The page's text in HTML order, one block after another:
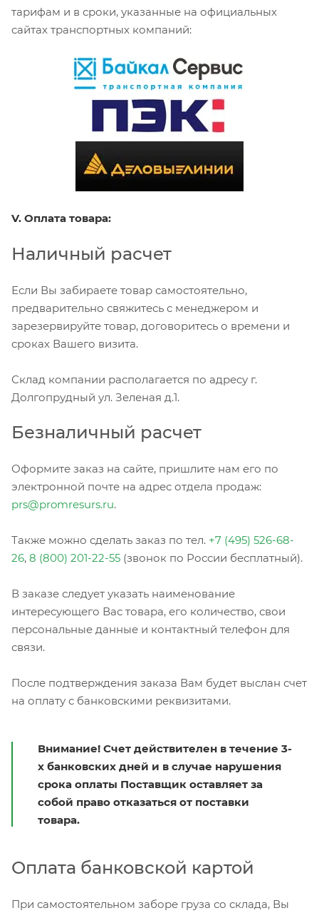
тарифам и в сроки, указанные на официальных
сайтах транспортных компаний:
V. Оплата товара:
Наличный расчет
Если Вы забираете товар самостоятельно,
предварительно свяжитесь с менеджером и
зарезервируйте товар, договоритесь о времени и
сроках Вашего визита.
Склад компании располагается по адресу г.
Долгопрудный ул. Зеленая д.1.
Безналичный расчет
Оформите заказ на сайте, пришлите нам его по
электронной почте на адрес отдела продаж:
prs@promresurs.ru.
Также можно сделать заказ по тел. +7 (495) 526-68-
26, 8 (800) 201-22-55 (звонок по России бесплатный).
В заказе следует указать наименование
интересующего Вас товара, его количество, свои
персональные данные и контактный телефон для
связи.
После подтверждения заказа Вам будет выслан счет
на оплату с банковскими реквизитами.
Внимание! Счет действителен в течение 3-
х банковских дней и в случае нарушения
срока оплаты Поставщик оставляет за
собой право отказаться от поставки
товара.
Оплата банковской картой
При самостоятельном заборе груза со склада, Вы